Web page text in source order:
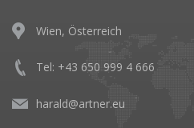
Wien, Österreich
Tel: +43 650 999 4 666
harald@artner.eu